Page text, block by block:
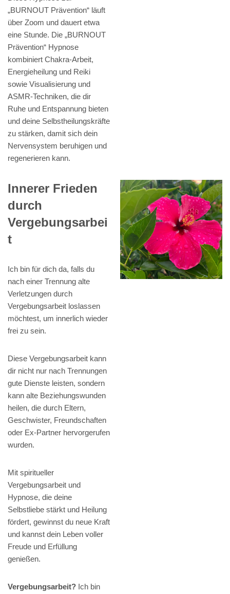
„BURNOUT Prävention“ läuft
über Zoom und dauert etwa
eine Stunde. Die „BURNOUT
Prävention“ Hypnose
kombiniert Chakra-Arbeit,
Energieheilung und Reiki
sowie Visualisierung und
ASMR-Techniken, die dir
Ruhe und Entspannung bieten
und deine Selbstheilungskräfte
zu stärken, damit sich dein
Nervensystem beruhigen und
regenerieren kann.
Innerer Frieden
durch
Vergebungsarbei
t
Ich bin für dich da, falls du
nach einer Trennung alte
Verletzungen durch
Vergebungsarbeit loslassen
möchtest, um innerlich wieder
frei zu sein.
Diese Vergebungsarbeit kann
dir nicht nur nach Trennungen
gute Dienste leisten, sondern
kann alte Beziehungswunden
heilen, die durch Eltern,
Geschwister, Freundschaften
oder Ex-Partner hervorgerufen
wurden.
Mit spiritueller
Vergebungsarbeit und
Hypnose, die deine
Selbstliebe stärkt und Heilung
fördert, gewinnst du neue Kraft
und kannst dein Leben voller
Freude und Erfüllung
genießen.
Vergebungsarbeit? Ich bin